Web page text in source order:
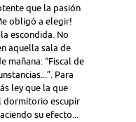
que la pasión
obligó a elegir!
escondida. No
aquella sala de
mañana: “Fiscal de
Para
ley que la que
dormitorio escupir
su efecto...